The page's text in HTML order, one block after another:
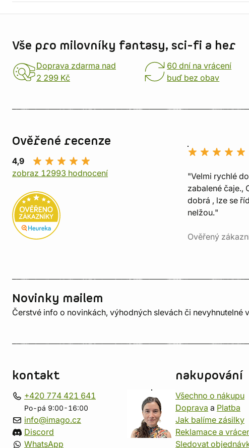
Vše pro milovníky fantasy, sci-fi a her
Doprava zdarma nad
2 299 Kč
60 dní na vrácení
buď bez obav
Ověřené recenze
4,9
zobraz 12993 hodnocení
"Velmi rychlé
zabalené čaje.,
dobrá , lze se
nelžou."
Ověřený
Novinky mailem
Čerstvé info o novinkách, výhodných slevách či nevyhnutelné
kontakt
+420 774 421 641
Po-pá 9:00-16:00
info@imago.cz
Discord
WhatsApp
nakupování
Všechno o nákupu
Doprava a Platba
Jak balíme zásilky
Reklamace a
Sledovat